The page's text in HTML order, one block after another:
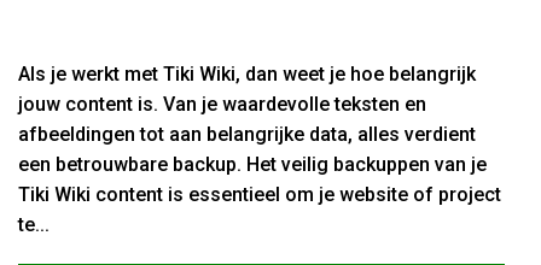
Als je werkt met Tiki Wiki, dan weet je hoe belangrijk
jouw content is. Van je waardevolle teksten en
afbeeldingen tot aan belangrijke data, alles verdient
een betrouwbare backup. Het veilig backuppen van je
Tiki Wiki content is essentieel om je website of project
te...